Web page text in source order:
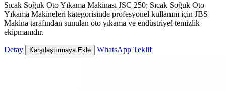
Sıcak Soğuk Oto Yıkama Makinası JSC 250; Sıcak Soğuk Oto
Yıkama Makineleri kategorisinde profesyonel kullanım için JBS
Makina tarafından sunulan oto yıkama ve endüstriyel temizlik
ekipmanıdır.
Detay Karşılaştırmaya Ekle WhatsApp Teklif